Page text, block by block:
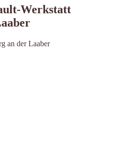
Werkstatt